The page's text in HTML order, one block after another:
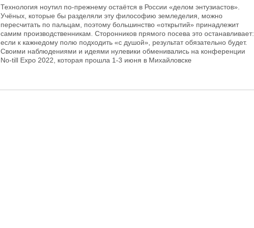
Технология ноутил по-прежнему остаётся в России «делом энтузиастов».
Учёных, которые бы разделяли эту философию земледелия, можно
пересчитать по пальцам, поэтому большинство «открытий» принадлежит
самим производственникам. Сторонников прямого посева это останавливает:
если к кажнедому полю подходить «с душой», результат обязательно будет.
Своими наблюдениями и идеями нулевики обменивались на конференции
No-till Expo 2022, которая прошла 1-3 июня в Михайловске